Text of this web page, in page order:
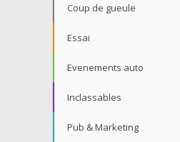
Coup de gueule
Essai
Evenements auto
Inclassables
Pub & Marketing